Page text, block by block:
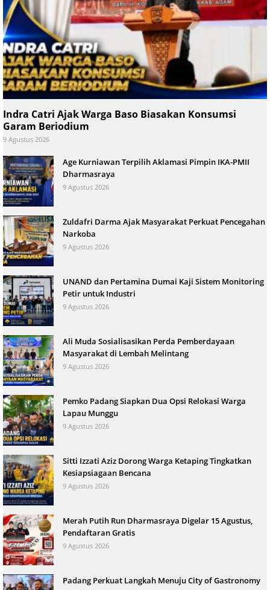
Indra Catri Ajak Warga Baso Biasakan Konsumsi
Garam Beriodium
9 Agustus 2026
Age Kurniawan Terpilih Aklamasi Pimpin IKA-PMII
Dharmasraya
9 Agustus 2026
Zuldafri Darma Ajak Masyarakat Perkuat Pencegahan
Narkoba
9 Agustus 2026
UNAND dan Pertamina Dumai Kaji Sistem Monitoring
Petir untuk Industri
9 Agustus 2026
Ali Muda Sosialisasikan Perda Pemberdayaan
Masyarakat di Lembah Melintang
9 Agustus 2026
Pemko Padang Siapkan Dua Opsi Relokasi Warga
Lapau Munggu
9 Agustus 2026
Sitti Izzati Aziz Dorong Warga Ketaping Tingkatkan
Kesiapsiagaan Bencana
9 Agustus 2026
Merah Putih Run Dharmasraya Digelar 15 Agustus,
Pendaftaran Gratis
9 Agustus 2026
Padang Perkuat Langkah Menuju City of Gastronomy